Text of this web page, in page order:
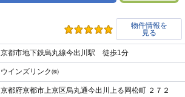
物件情報を
見る
京都市地下鉄烏丸線今出川駅 徒歩1分
ウインズリンク㈱
京都府京都市上京区烏丸通今出川上る岡松町 ２７２